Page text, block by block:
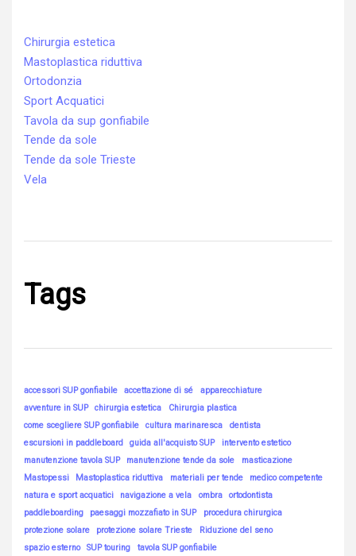
Chirurgia estetica
Mastoplastica riduttiva
Ortodonzia
Sport Acquatici
Tavola da sup gonfiabile
Tende da sole
Tende da sole Trieste
Vela
Tags
accessori SUP gonfiabile accettazione di sé
apparecchiature
avventure in SUP
chirurgia estetica
Chirurgia plastica
come scegliere SUP gonfiabile
cultura marinaresca
dentista
escursioni in paddleboard
guida all'acquisto SUP
intervento estetico
manutenzione tavola SUP
manutenzione tende da sole
masticazione
Mastopessi
Mastoplastica riduttiva materiali per tende
medico competente
natura e sport acquatici
navigazione a vela ombra
ortodontista
paddleboarding
paesaggi mozzafiato in SUP
procedura chirurgica
protezione solare
protezione solare Trieste
Riduzione del seno
spazio esterno
SUP touring tavola SUP gonfiabile